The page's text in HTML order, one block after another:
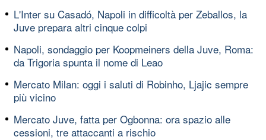
L'Inter su Casadó, Napoli in difficoltà per Zeballos, la
Juve prepara altri cinque colpi
Napoli, sondaggio per Koopmeiners della Juve, Roma:
da Trigoria spunta il nome di Leao
Mercato Milan: oggi i saluti di Robinho, Ljajic sempre
più vicino
Mercato Juve, fatta per Ogbonna: ora spazio alle
cessioni, tre attaccanti a rischio